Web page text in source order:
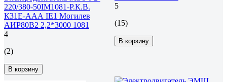
220/380-50IM1081-Р.К.В.
К31Е-ААА IE1 Могилев
АИР80В2 2,2*3000 1081
4
(2)
В корзину
5
(15)
В корзину